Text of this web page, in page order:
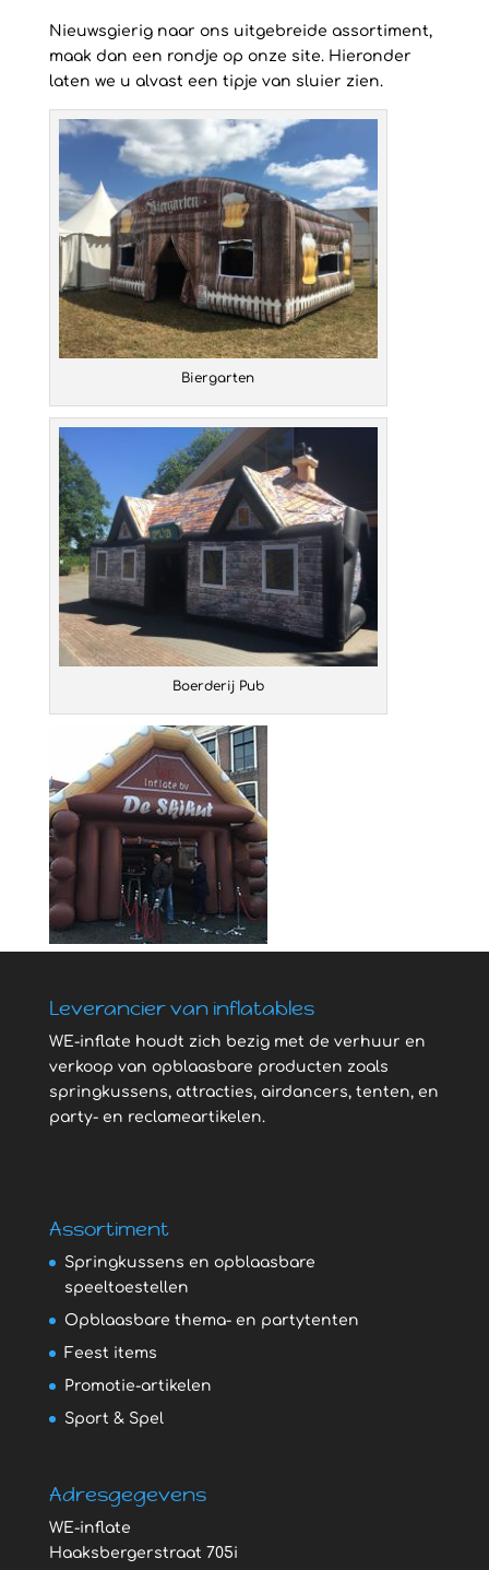
Nieuwsgierig naar ons uitgebreide assortiment,
maak dan een rondje op onze site. Hieronder
laten we u alvast een tipje van sluier zien.
Biergarten
Boerderij Pub
Leverancier van inflatables
WE-inflate houdt zich bezig met de verhuur en
verkoop van opblaasbare producten zoals
springkussens, attracties, airdancers, tenten, en
party- en reclameartikelen.
Assortiment
Springkussens en opblaasbare
speeltoestellen
Opblaasbare thema- en partytenten
Feest items
Promotie-artikelen
Sport & Spel
Adresgegevens
WE-inflate
Haaksbergerstraat 705i